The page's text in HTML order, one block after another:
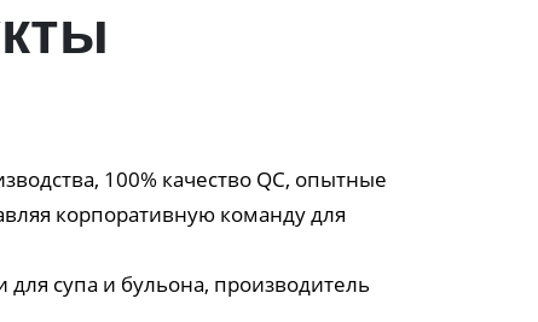
100% качество QC, опытные
корпоративную команду для
супа и бульона, производитель